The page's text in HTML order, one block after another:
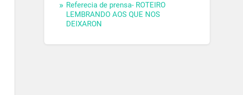
Referecia de prensa- ROTEIRO
LEMBRANDO AOS QUE NOS
DEIXARON